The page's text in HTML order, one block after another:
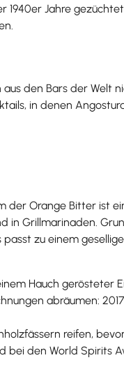
Jahre
den Bars der Welt
in denen
der Orange Bitter ist
in Grillmarinaden.
zu einem
Hauch gerösteter
abräumen:
reifen,
bei den World Spirits